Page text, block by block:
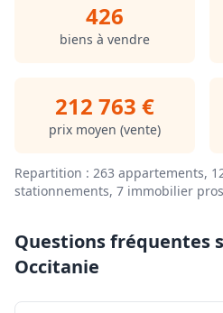
426
biens à vendre
212 763 €
prix moyen (vente)
Repartition : 263 appartements,
stationnements, 7 immobilier
Questions fréquentes
Occitanie